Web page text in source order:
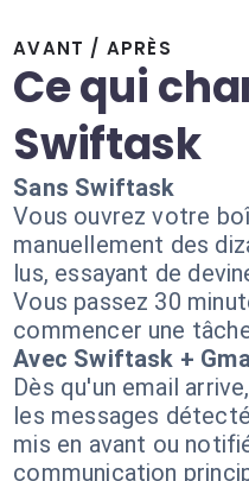
AVANT / APRÈS
Ce qui
Swiftask
Sans Swiftask
Vous ouvrez votre
manuellement des
lus, essayant de
Vous passez 30
commencer une
Avec Swiftask +
Dès qu'un email
les messages
mis en avant ou
communication